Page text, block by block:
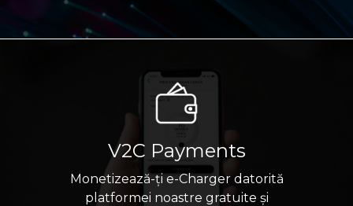
V2C Payments
Monetizează-ți e-Charger datorită
platformei noastre gratuite și